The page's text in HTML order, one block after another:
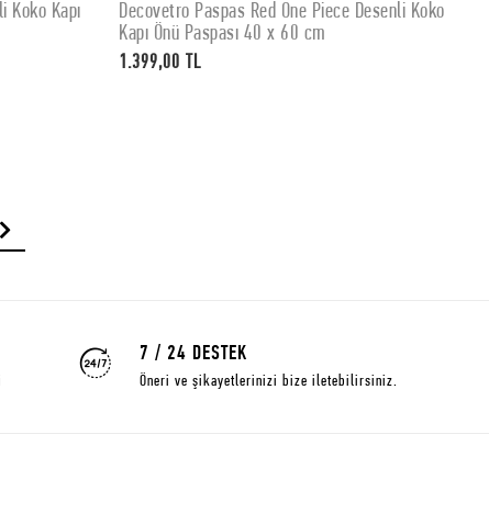
Koko Kapı
SEPETE EKLE
Decovetro Paspas Red One Piece Desenli Koko
Kapı Önü Paspası 40 x 60 cm
1.399,00 TL
7 / 24 DESTEK
Öneri ve şikayetlerinizi bize iletebilirsiniz.